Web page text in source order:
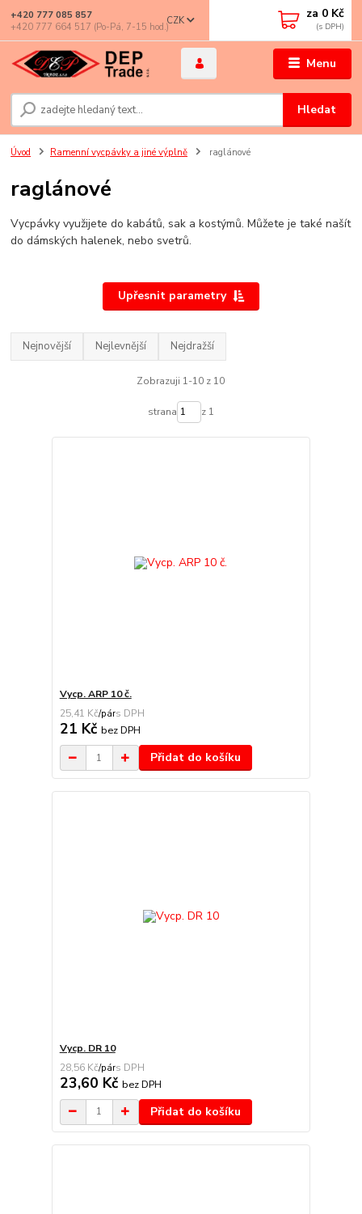
Menu
CZK
Hledat
+420 777 085 857
+420 777 664 517 (Po-Pá, 7-15 hod.)
za 0 Kč
Úvod Ramenní vycpávky a jiné výplně raglánové
raglánové
Vycpávky využijete do kabátů, sak a kostýmů. Můžete je také našít
do dámských halenek, nebo svetrů.
Upřesnit parametry
Nejnovější Nejlevnější Nejdražší
Zobrazuji 1-10 z 10
strana z 1
Vycp. ARP 10 č.
25,41 Kč/pár
21 Kč bez DPH
Přidat do košíku
Vycp. DR 10
28,56 Kč/pár
23,60 Kč bez DPH
Přidat do košíku